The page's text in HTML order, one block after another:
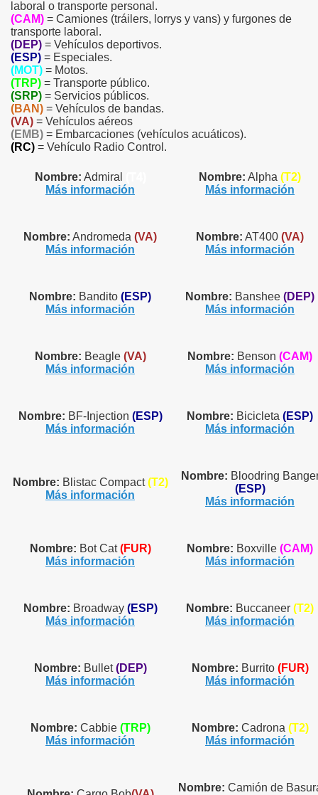
laboral o transporte personal.
(CAM) = Camiones (tráilers, lorrys y vans) y furgones de
transporte laboral.
(DEP) = Vehículos deportivos.
(ESP) = Especiales.
(MOT) = Motos.
(TRP) = Transporte público.
(SRP) = Servicios públicos.
(BAN) = Vehículos de bandas.
(VA) = Vehículos aéreos
(EMB) = Embarcaciones (vehículos acuáticos).
(RC) = Vehículo Radio Control.
Nombre: Admiral
Más información
Nombre: Alpha (T2)
Más información
Nombre: Andromeda (VA)
Más información
Nombre: AT400 (VA)
Más información
Nombre: Bandito (ESP)
Más información
Nombre: Banshee (DEP)
Más información
Nombre: Beagle (VA)
Más información
Nombre: Benson (CAM)
Más información
Nombre: BF-Injection (ESP)
Más información
Nombre: Bicicleta (ESP)
Más información
Nombre: Blistac Compact(T2)
Más información
Nombre: Bloodring
(ESP)
Más información
Nombre: Bot Cat(FUR)
Más información
Nombre: Boxville (CAM)
Más información
Nombre: Broadway (ESP)
Más información
Nombre: Buccaneer (T2)
Más información
Nombre: Bullet(DEP)
Más información
Nombre: Burrito (FUR)
Más información
Nombre: Cabbie (TRP)
Más información
Nombre: Cadrona (T2)
Más información
Nombre: Camión de